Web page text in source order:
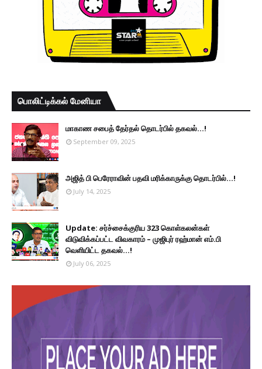
பொலிட்டிக்கல் மேனியா
மாகாண சபைத் தேர்தல் தொடர்பில் தகவல்...!
September 09, 2025
அஜித் பி பெரேராவின் பதவி மரிக்காருக்கு தொடர்பில்...!
July 14, 2025
Update: சர்ச்சைக்குரிய 323 கொள்கலன்கள்
விடுவிக்கப்பட்ட விவகாரம் – முஜிபுர் ரஹ்மான் எம்.பி
வெளியிட்ட தகவல்...!
July 06, 2025